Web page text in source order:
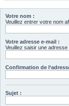
Votre nom :
Veuillez entrer votre nom
Votre adresse e-mail :
Veuillez saisir une
Confirmation de
Sujet :